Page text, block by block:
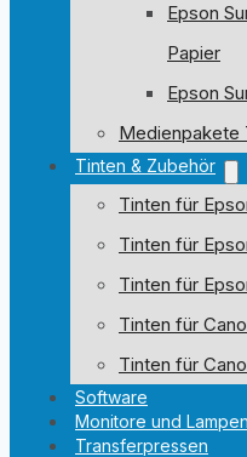
Epson
Papier
Epson
Medienpakete
Tinten & Zubehör
Tinten für
Tinten für
Tinten für
Tinten für
Tinten für
Software
Monitore und Lampen
Transferpressen